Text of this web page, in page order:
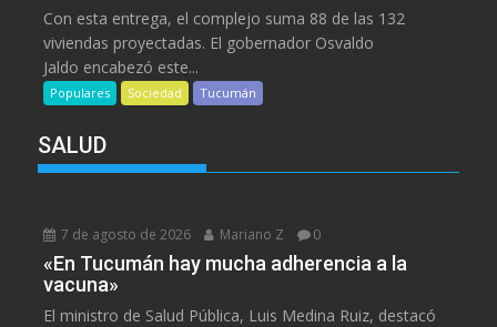
Con esta entrega, el complejo suma 88 de las 132
viviendas proyectadas. El gobernador Osvaldo
Jaldo encabezó este...
Populares Sociedad Tucumán
SALUD
7 de agosto de 2026 Mariano Z 0
«En Tucumán hay mucha adherencia a la
vacuna»
El ministro de Salud Pública, Luis Medina Ruiz, destacó